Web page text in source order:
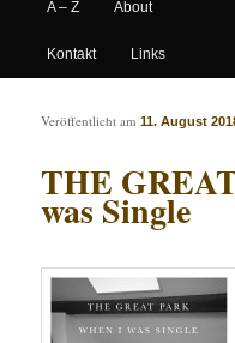
A – Z About
Kontakt Links
Artikelnavigation
THE
was Single
Veröffentlicht am11. August